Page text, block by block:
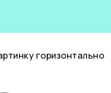
горизонтально